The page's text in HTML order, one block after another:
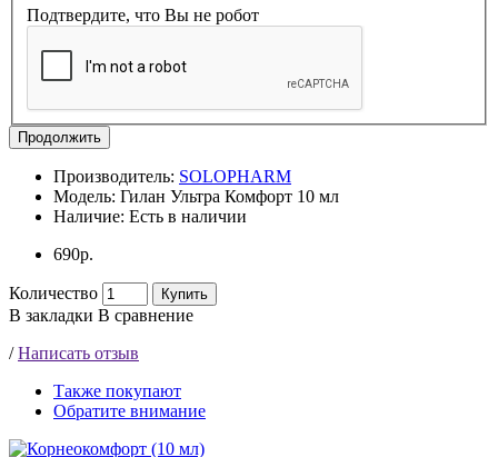
Подтвердите, что Вы не робот
Продолжить
Производитель: SOLOPHARM
Модель: Гилан Ультра Комфорт 10 мл
Наличие: Есть в наличии
690р.
Количество Купить
В закладки В сравнение
/Написать отзыв
Также покупают
Обратите внимание